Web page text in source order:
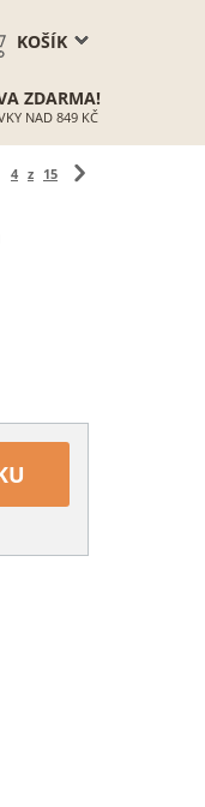
KOŠÍK
ZDARMA!
NAD 849 KČ
4 z 15